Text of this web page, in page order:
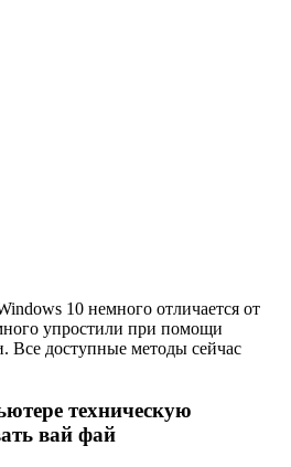
10 немного отличается от
упростили при помощи
Все доступные методы сейчас
техническую
вай фай